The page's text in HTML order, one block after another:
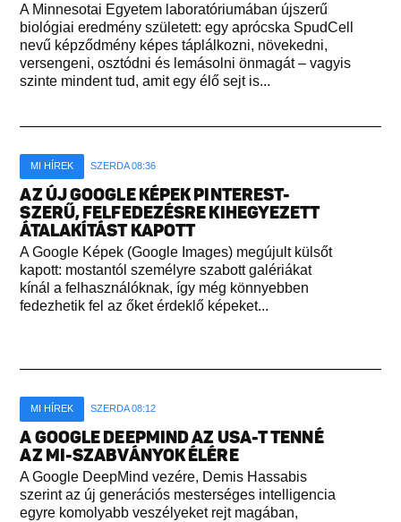
A Minnesotai Egyetem laboratóriumában újszerű
biológiai eredmény született: egy aprócska SpudCell
nevű képződmény képes táplálkozni, növekedni,
versengeni, osztódni és lemásolni önmagát – vagyis
szinte mindent tud, amit egy élő sejt is...
MI HÍREK SZERDA 08:36
AZ ÚJ GOOGLE KÉPEK PINTEREST-
SZERŰ, FELFEDEZÉSRE KIHEGYEZETT
ÁTALAKÍTÁST KAPOTT
A Google Képek (Google Images) megújult külsőt
kapott: mostantól személyre szabott galériákat
kínál a felhasználóknak, így még könnyebben
fedezhetik fel az őket érdeklő képeket...
MI HÍREK SZERDA 08:12
A GOOGLE DEEPMIND AZ USA-T TENNÉ
AZ MI-SZABVÁNYOK ÉLÉRE
A Google DeepMind vezére, Demis Hassabis
szerint az új generációs mesterséges intelligencia
egyre komolyabb veszélyeket rejt magában,